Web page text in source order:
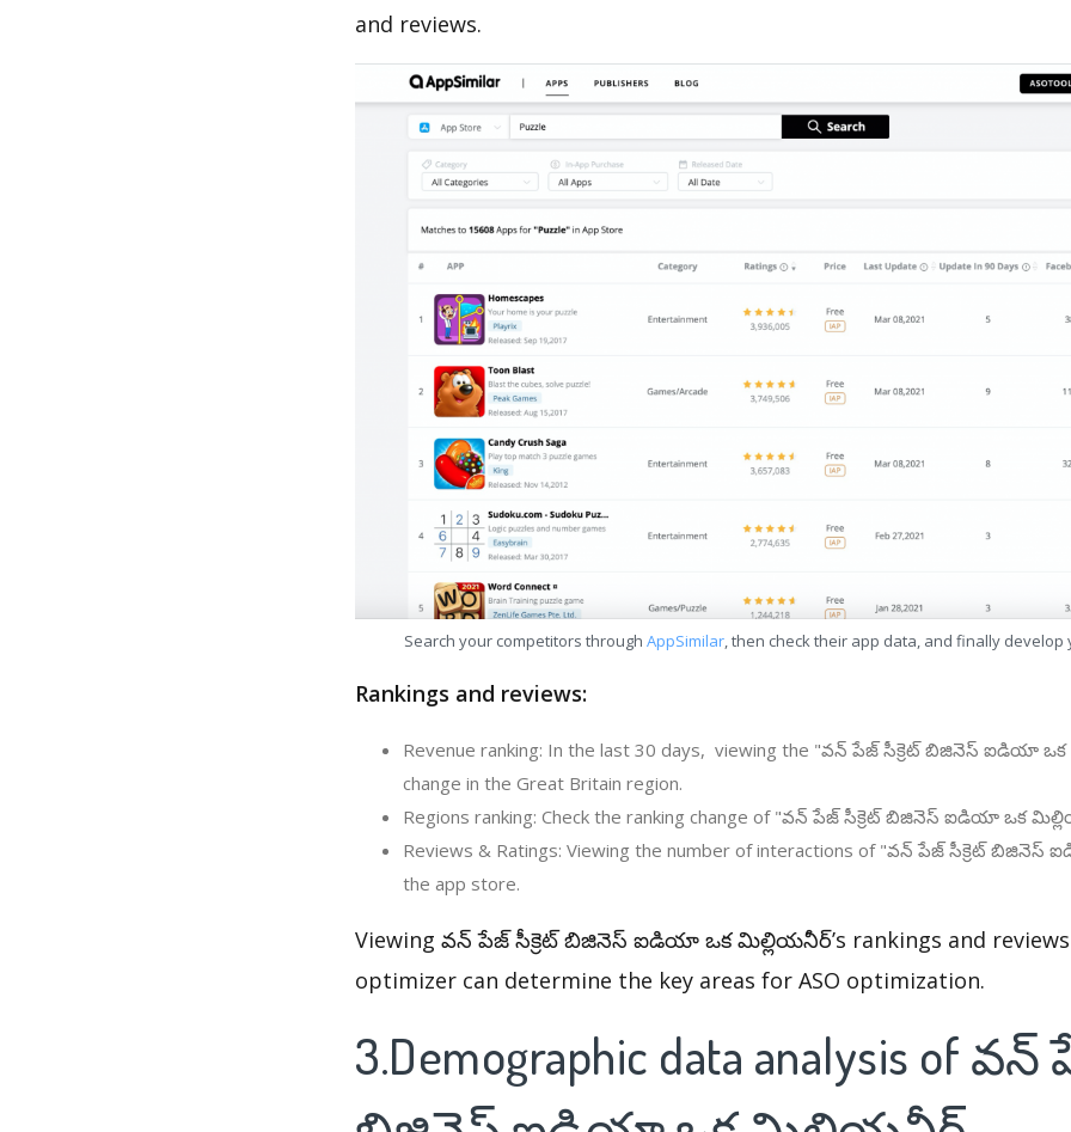
and reviews.
Search your competitors through AppSimilar, then check their app data, and finally develop
Rankings and reviews:
Revenue ranking: In the last 30 days, viewing the "వన్ పేజ్ సీక్రెట్ బిజినెస్ ఐడియా
change in the Great Britain region.
Regions ranking: Check the ranking change of "వన్ పేజ్ సీక్రెట్ బిజినెస్ ఐడియా ఒక
Reviews & Ratings: Viewing the number of interactions of "వన్ పేజ్ సీక్రెట్
the app store.
Viewing వన్ పేజ్ సీక్రెట్ బిజినెస్ ఐడియా ఒక మిల్లియనీర్’s rankings and
optimizer can determine the key areas for ASO optimization.
3.Demographic data analysis of